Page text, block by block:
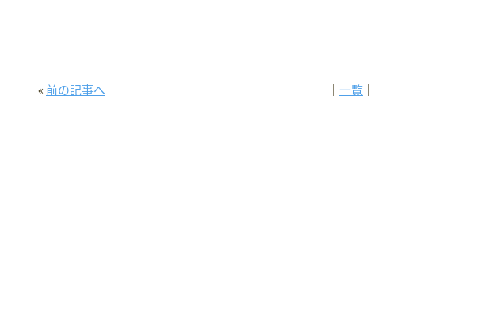
«前の記事へ │ 一覧 │